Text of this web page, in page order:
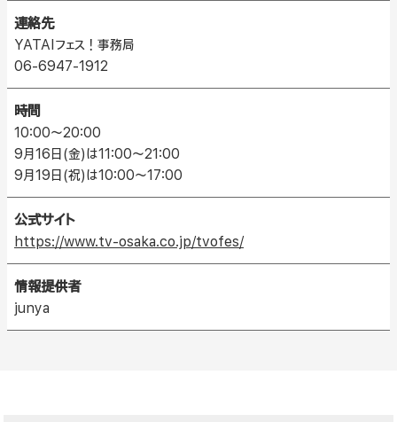
連絡先
YATAIフェス！事務局
06-6947-1912
時間
10:00〜20:00
9月16日(金)は11:00〜21:00
9月19日(祝)は10:00〜17:00
公式サイト
https://www.tv-osaka.co.jp/tvofes/
情報提供者
junya